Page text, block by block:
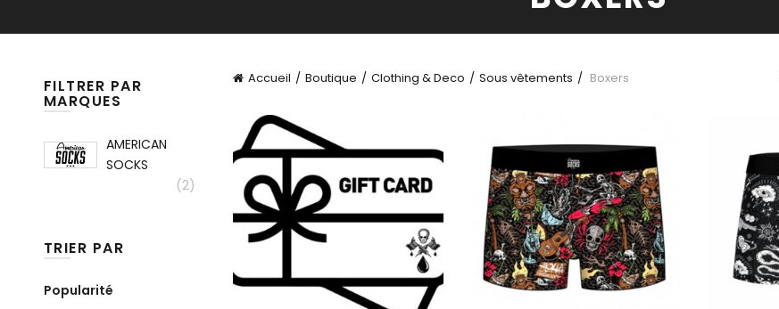
Accueil Boutique Clothing & Deco Sous vêtements Boxers
FILTRER PAR
MARQUES
AMERICAN
SOCKS
(2)
TRIER PAR
Popularité